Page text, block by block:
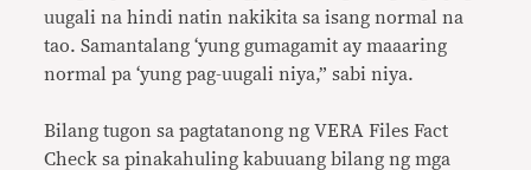
uugali na hindi natin nakikita sa isang normal na
tao. Samantalang ‘yung gumagamit ay maaaring
normal pa ‘yung pag-uugali niya,” sabi niya.
Bilang tugon sa pagtatanong ng VERA Files Fact
Check sa pinakahuling kabuuang bilang ng mga